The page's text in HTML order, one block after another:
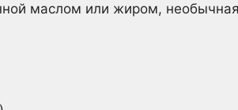
маслом или жиром,